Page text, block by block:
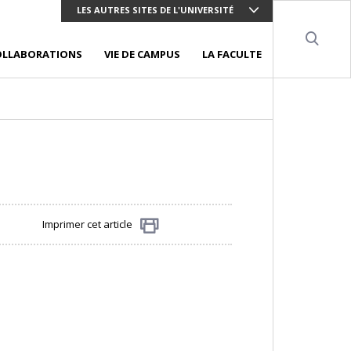
LES AUTRES SITES DE L'UNIVERSITÉ
VIE DE CAMPUS LA FACULTE
Imprimer cet article